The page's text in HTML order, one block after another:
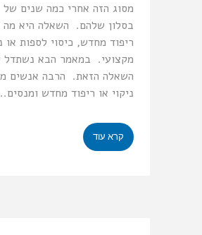
מסוג הזה אחרי כמה שנים של
בסלון שלהם. השאלה היא מה
ריפוד מחדש, כיסוי לספות או
מקצועי. במאמר הבא נשתדל
השאלה הזאת. הרבה אנשים
ניקוי או ריפוד מחדש
קרא עוד